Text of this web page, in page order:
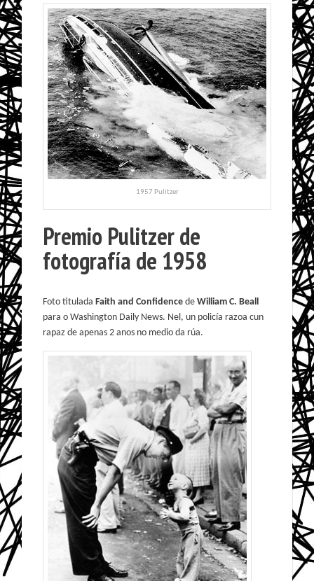
1957 Pulitzer
Premio Pulitzer de
fotografía de 1958
Foto tituladaFaith and Confidence deWilliam C. Beall
para o Washington Daily News. Nel, un policía razoa cun
rapaz de apenas 2 anos no medio da rúa.